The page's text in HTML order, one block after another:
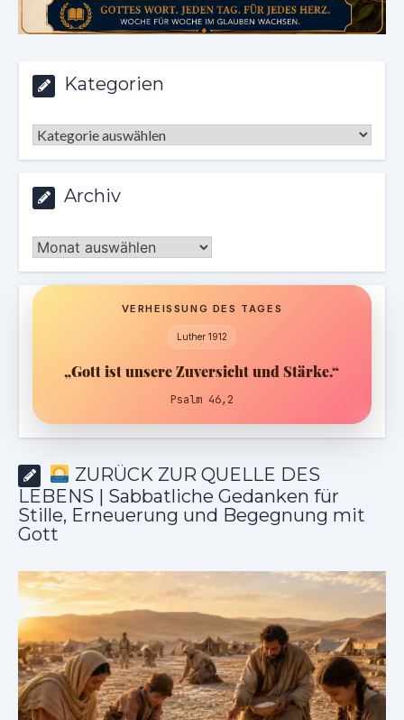
Kategorien
Kategorien
Archiv
Archiv
VERHEISSUNG DES TAGES
Luther 1912
„Gott ist unsere Zuversicht und Stärke.“
Psalm 46,2
ZURÜCK ZUR QUELLE DES
LEBENS | Sabbatliche Gedanken für
Stille, Erneuerung und Begegnung mit
Gott